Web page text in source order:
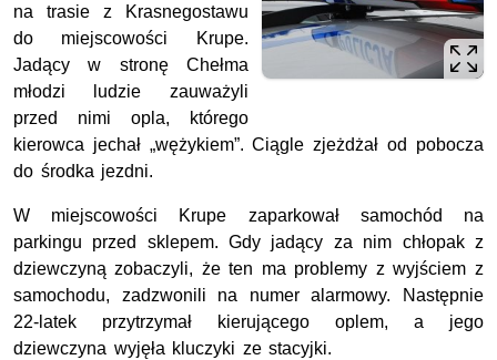
na trasie z Krasnegostawu
do miejscowości Krupe.
Jadący w stronę Chełma
młodzi ludzie zauważyli
przed nimi opla, którego
kierowca jechał „wężykiem”. Ciągle zjeżdżał od pobocza
do środka jezdni.
W miejscowości Krupe zaparkował samochód na
parkingu przed sklepem. Gdy jadący za nim chłopak z
dziewczyną zobaczyli, że ten ma problemy z wyjściem z
samochodu, zadzwonili na numer alarmowy. Następnie
22-latek przytrzymał kierującego oplem, a jego
dziewczyna wyjęła kluczyki ze stacyjki.